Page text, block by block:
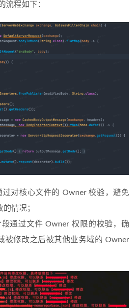
流程如下：
过对核心文件的 Owner 校验，避免
情况；
段通过文件 Owner 权限的校验，确
被修改之后被其他业务域的 Owner